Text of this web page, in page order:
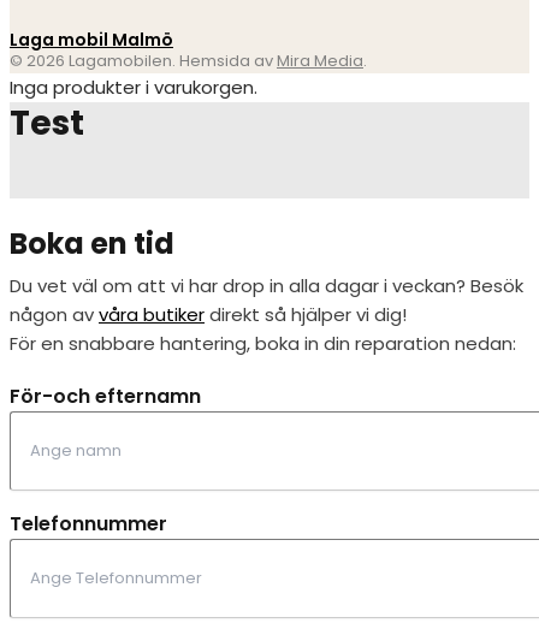
Laga mobil Malmö
© 2026 Lagamobilen. Hemsida av Mira Media.
Inga produkter i varukorgen.
Test
Boka en tid
Du vet väl om att vi har drop in alla dagar i veckan? Besök
någon avvåra butikerdirekt så hjälper vi dig!
För en snabbare hantering, boka in din reparation nedan:
För-och efternamn
Telefonnummer